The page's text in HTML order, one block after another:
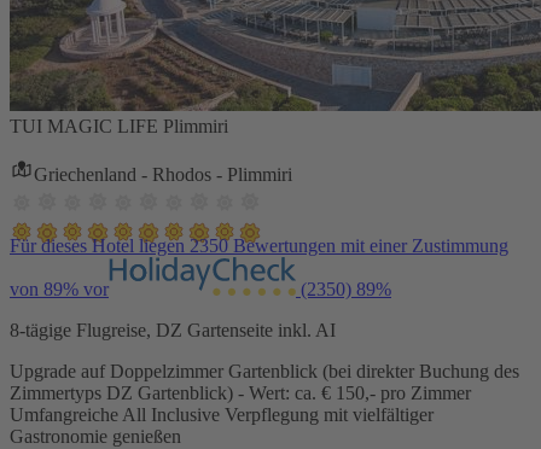
TUI MAGIC LIFE Plimmiri
Griechenland - Rhodos - Plimmiri
Für dieses Hotel liegen 2350 Bewertungen mit einer Zustimmung
von 89% vor (2350) 89%
8-tägige Flugreise, DZ Gartenseite inkl. AI
Upgrade auf Doppelzimmer Gartenblick (bei direkter Buchung des
Zimmertyps DZ Gartenblick) - Wert: ca. € 150,- pro Zimmer
Umfangreiche All Inclusive Verpflegung mit vielfältiger
Gastronomie genießen